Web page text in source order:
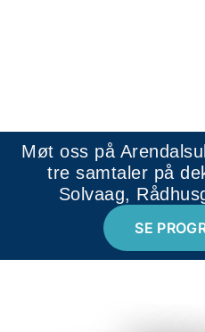
Møt oss på
tre samtaler på
Solvaag,
SE